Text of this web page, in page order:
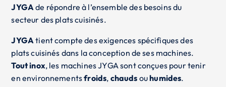
JYGA de répondre à l’ensemble des besoins du
secteur des plats cuisinés.
JYGA tient compte des exigences spécifiques des
plats cuisinés dans la conception de ses machines.
Tout inox, les machines JYGA sont conçues pour tenir
en environnementsfroids, chauds ouhumides.